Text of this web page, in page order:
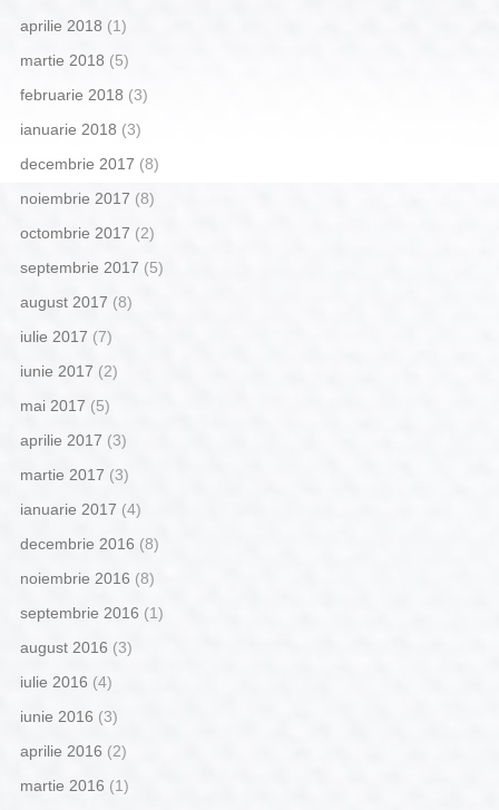
aprilie 2018 (1)
martie 2018 (5)
februarie 2018 (3)
ianuarie 2018 (3)
decembrie 2017 (8)
noiembrie 2017 (8)
octombrie 2017 (2)
septembrie 2017 (5)
august 2017 (8)
iulie 2017 (7)
iunie 2017 (2)
mai 2017 (5)
aprilie 2017 (3)
martie 2017 (3)
ianuarie 2017 (4)
decembrie 2016 (8)
noiembrie 2016 (8)
septembrie 2016 (1)
august 2016 (3)
iulie 2016 (4)
iunie 2016 (3)
aprilie 2016 (2)
martie 2016 (1)